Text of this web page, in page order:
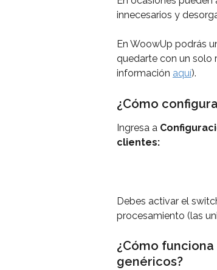
innecesarios y
En WoowUp podrás
quedarte con un solo
información aquí).
¿Cómo
Ingresa a
clientes:
Debes activar el
procesamiento (las
¿Cómo
genéricos?